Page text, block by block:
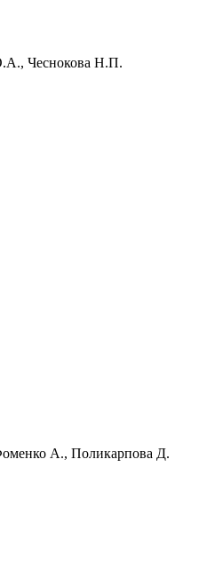
Чеснокова Н.П.
А., Поликарпова Д.